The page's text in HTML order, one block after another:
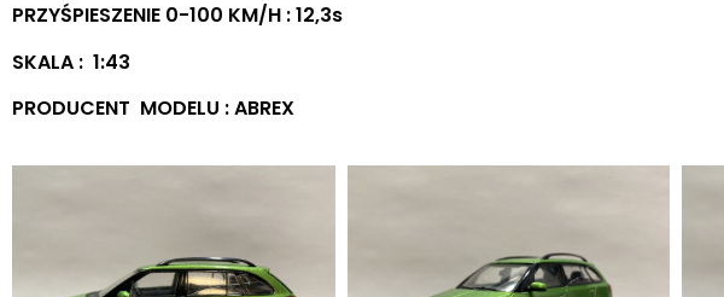
PRZYŚPIESZENIE 0-100 KM/H : 12,3s
SKALA : 1:43
PRODUCENT MODELU : ABREX